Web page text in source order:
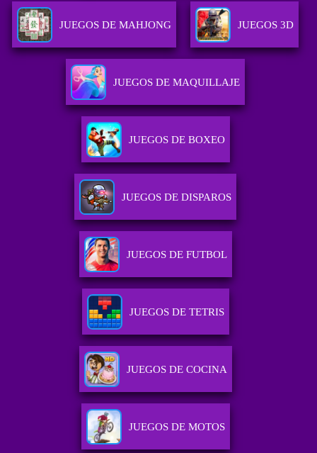
JUEGOS DE MAHJONG JUEGOS 3D
JUEGOS DE MAQUILLAJE
JUEGOS DE BOXEO
JUEGOS DE DISPAROS
JUEGOS DE FUTBOL
JUEGOS DE TETRIS
JUEGOS DE COCINA
JUEGOS DE MOTOS